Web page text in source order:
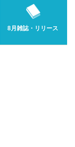
8月雑誌・リリース